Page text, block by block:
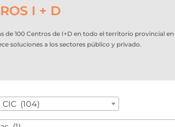
I + D
de 100 Centros de I+D en todo el territorio provincial
soluciones a los sectores público y privado.
CIC (104)